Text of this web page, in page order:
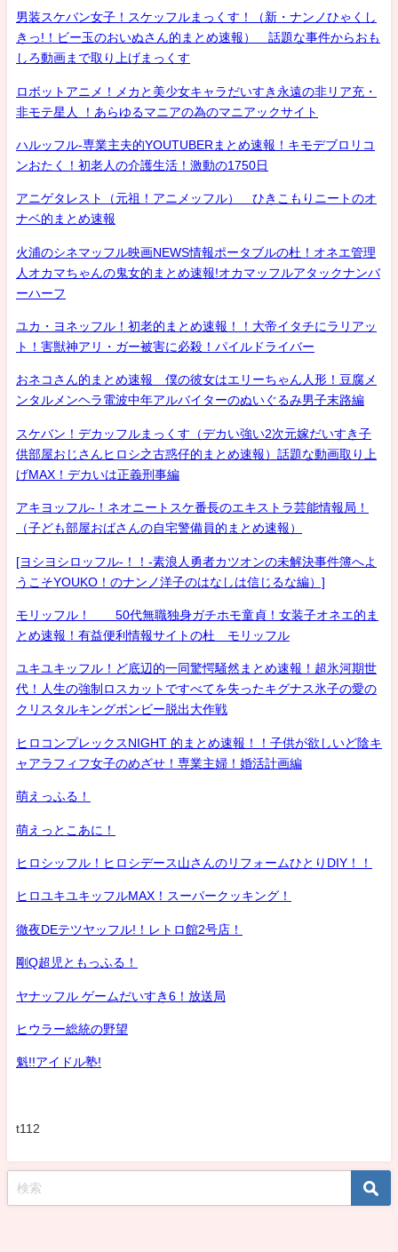
男装スケバン女子！スケッフルまっくす！（新・ナンノひゃくし
きっ!！ビー玉のおいぬさん的まとめ速報） 話題な事件からおも
しろ動画まで取り上げまっくす
ロボットアニメ！メカと美少女キャラだいすき永遠の非リア充・
非モテ星人 ！あらゆるマニアの為のマニアックサイト
ハルッフル-専業主夫的YOUTUBERまとめ速報！キモデブロリコ
ンおたく！初老人の介護生活！激動の1750日
アニゲタレスト（元祖！アニメッフル） ひきこもりニートのオ
ナベ的まとめ速報
火浦のシネマッフル映画NEWS情報ポータブルの杜！オネエ管理
人オカマちゃんの鬼女的まとめ速報!オカマッフルアタックナンバ
ーハーフ
ユカ・ヨネッフル！初老的まとめ速報！！大帝イタチにラリアッ
ト！害獣神アリ・ガー被害に必殺！パイルドライバー
おネコさん的まとめ速報 僕の彼女はエリーちゃん人形！豆腐メ
ンタルメンヘラ電波中年アルバイターのぬいぐるみ男子末路編
スケバン！デカッフルまっくす（デカい強い2次元嫁だいすき子
供部屋おじさんヒロシ之古惑仔的まとめ速報）話題な動画取り上
げMAX！デカいは正義刑事編
アキヨッフル-！ネオニートスケ番長のエキストラ芸能情報局！
（子ども部屋おばさんの自宅警備員的まとめ速報）
[ヨシヨシロッフル-！！-素浪人勇者カツオンの未解決事件簿へよ
うこそYOUKO！のナンノ洋子のはなしは信じるな編）]
モリッフル！ 50代無職独身ガチホモ童貞！女装子オネエ的ま
とめ速報！有益便利情報サイトの杜 モリッフル
ユキユキッフル！ど底辺的一同驚愕騒然まとめ速報！超氷河期世
代！人生の強制ロスカットですべてを失ったキグナス氷子の愛の
クリスタルキングボンビー脱出大作戦
ヒロコンプレックスNIGHT 的まとめ速報！！子供が欲しいど陰キ
ャアラフィフ女子のめざせ！専業主婦！婚活計画編
萌えっふる！
萌えっとこあに！
ヒロシッフル！ヒロシデース山さんのリフォームひとりDIY！！
ヒロユキユキッフルMAX！スーパークッキング！
徹夜DEテツヤッフル!！レトロ館2号店！
剛Q超児ともっふる！
ヤナッフル ゲームだいすき6！放送局
ヒウラー総統の野望
魁!!アイドル塾!
t112